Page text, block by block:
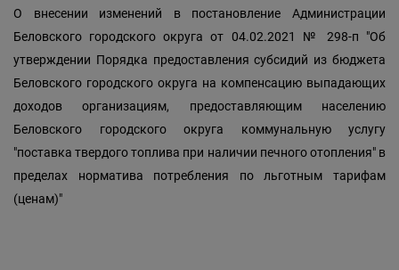
О внесении изменений в постановление Администрации
Беловского городского округа от 04.02.2021 № 298-п "Об
утверждении Порядка предоставления субсидий из бюджета
Беловского городского округа на компенсацию выпадающих
доходов организациям, предоставляющим населению
Беловского городского округа коммунальную услугу
"поставка твердого топлива при наличии печного отопления" в
пределах норматива потребления по льготным тарифам
(ценам)"